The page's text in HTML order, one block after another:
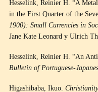
Hesselink, Reinier H. “A
in the First Quarter of the
1900): Small Currencies in
Jane Kate Leonard y Ulrich
Hesselink, Reinier H. “An
Bulletin of Portuguese-
Higashibaba, Ikuo.